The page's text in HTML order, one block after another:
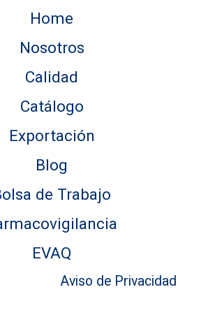
Home
Nosotros
Calidad
Catálogo
Exportación
Blog
de Trabajo
EVAQ
Aviso de Privacidad